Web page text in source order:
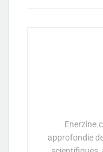
approfondie